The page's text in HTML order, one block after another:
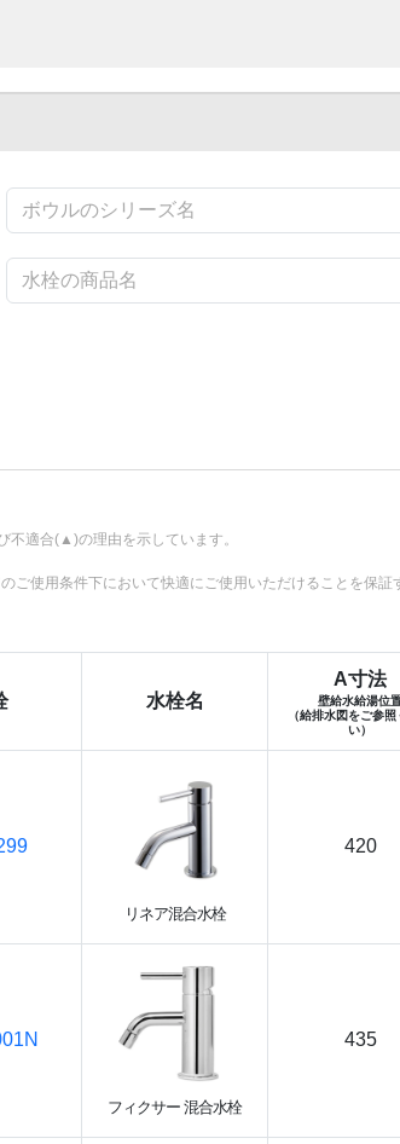
不適合(▲)の理由を示しています。
使用条件下において快適にご使用いただけることを保証
水栓名
A寸法
壁給水給湯位
（給排水図をご参照
い）
リネア混合水栓
420
フィクサー 混合水栓
435